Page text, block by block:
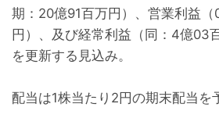
期：20億91百万円）、営業利益
円）、及び経常利益（同：4億03
を更新する見込み。
配当は1株当たり2円の期末配当を